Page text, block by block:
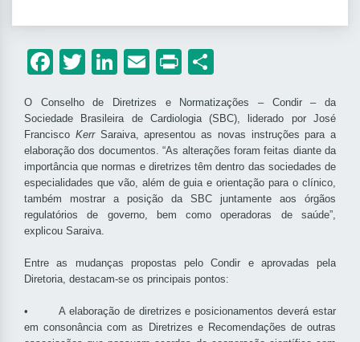
Facebook
Twitter
LinkedIn
Email
Print
O Conselho de Diretrizes e Normatizações – Condir – da
Sociedade Brasileira de Cardiologia (SBC), liderado por José
Francisco KerrSaraiva, apresentou as novas instruções para a
elaboração dos documentos. “As alterações foram feitas diante da
importância que normas e diretrizes têm dentro das sociedades de
especialidades que vão, além de guia e orientação para o clínico,
também mostrar a posição da SBC juntamente aos órgãos
regulatórios de governo, bem como operadoras de saúde”,
explicou Saraiva.
Entre as mudanças propostas pelo Condir e aprovadas pela
Diretoria, destacam-se os principais pontos:
• A elaboração de diretrizes e posicionamentos deverá estar
em consonância com as Diretrizes e Recomendações de outras